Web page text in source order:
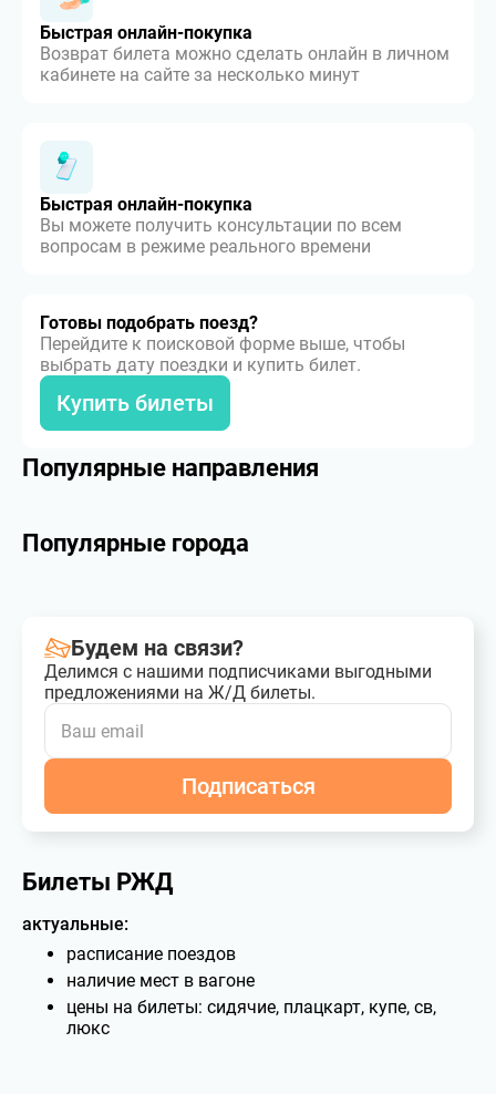
Быстрая онлайн-покупка
Возврат билета можно сделать онлайн в личном
кабинете на сайте за несколько минут
Быстрая онлайн-покупка
Вы можете получить консультации по всем
вопросам в режиме реального времени
Готовы подобрать поезд?
Перейдите к поисковой форме выше, чтобы
выбрать дату поездки и купить билет.
Купить билеты
Популярные направления
Популярные города
Будем на связи?
Делимся с нашими подписчиками выгодными
предложениями на Ж/Д билеты.
Подписаться
Билеты РЖД
актуальные:
расписание поездов
наличие мест в вагоне
цены на билеты: сидячие, плацкарт, купе, св,
люкс